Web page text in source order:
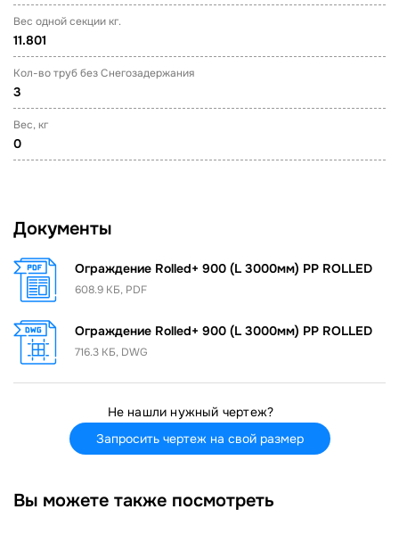
Вес одной секции кг.
11.801
Кол-во труб без Снегозадержания
3
Вес, кг
0
Документы
Ограждение Rolled+ 900 (L 3000мм) PP ROLLED
608.9 КБ, PDF
Ограждение Rolled+ 900 (L 3000мм) PP ROLLED
716.3 КБ, DWG
Не нашли нужный чертеж?
Запросить чертеж на свой размер
Вы можете также посмотреть